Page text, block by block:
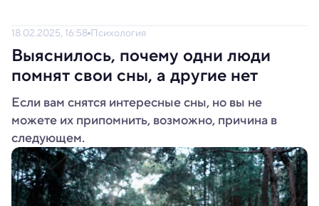
18.02.2025, 16:58 Психология
Выяснилось, почему одни люди
помнят свои сны, а другие нет
Если вам снятся интересные сны, но вы не
можете их припомнить, возможно, причина в
следующем.